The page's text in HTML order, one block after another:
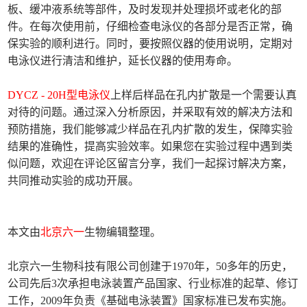
板、缓冲液系统等部件，及时发现并处理损坏或老化的部
件。在每次使用前，仔细检查电泳仪的各部分是否正常，确
保实验的顺利进行。同时，要按照仪器的使用说明，定期对
电泳仪进行清洁和维护，延长仪器的使用寿命。
DYCZ - 20H型电泳仪 上样后样品在孔内扩散是一个需要认真
对待的问题。通过深入分析原因，并采取有效的解决方法和
预防措施，我们能够减少样品在孔内扩散的发生，保障实验
结果的准确性，提高实验效率。如果您在实验过程中遇到类
似问题，欢迎在评论区留言分享，我们一起探讨解决方案，
共同推动实验的成功开展。
本文由北京六一生物编辑整理。
北京六一生物科技有限公司创建于1970年，50多年的历史，
公司先后3次承担电泳装置产品国家、行业标准的起草、修订
工作，2009年负责《基础电泳装置》国家标准已发布实施。